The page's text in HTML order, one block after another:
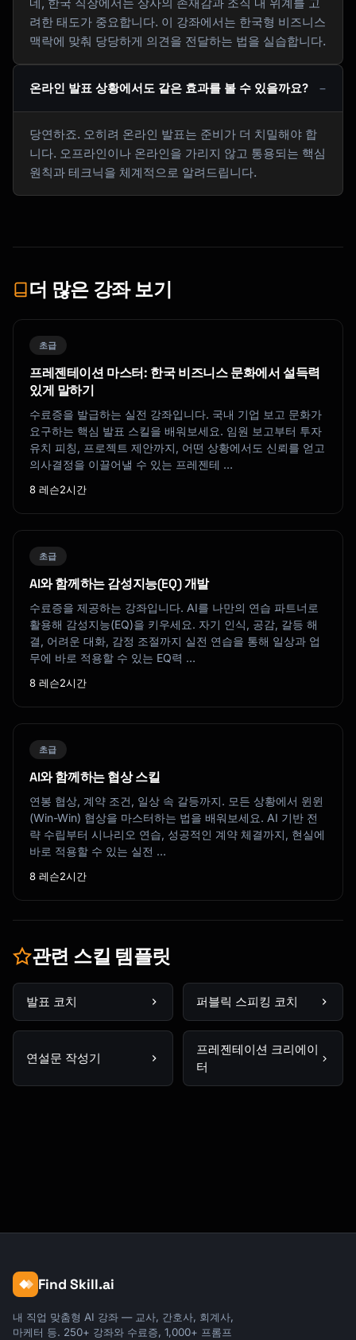
려한 태도가 중요합니다. 이 강좌에서는 한국형 비즈니스
맥락에 맞춰 당당하게 의견을 전달하는 법을 실습합니다.
온라인 발표 상황에서도 같은 효과를 볼 수 있을까요?
당연하죠. 오히려 온라인 발표는 준비가 더 치밀해야 합
니다. 오프라인이나 온라인을 가리지 않고 통용되는 핵심
원칙과 테크닉을 체계적으로 알려드립니다.
더 많은 강좌 보기
초급
프레젠테이션 마스터: 한국 비즈니스 문화에서 설득력
있게 말하기
수료증을 발급하는 실전 강좌입니다. 국내 기업 보고 문화가
요구하는 핵심 발표 스킬을 배워보세요. 임원 보고부터 투자
유치 피칭, 프로젝트 제안까지, 어떤 상황에서도 신뢰를 얻고
의사결정을 이끌어낼 수 있는 프레젠테 …
8 레슨2시간
초급
AI와 함께하는 감성지능(EQ) 개발
수료증을 제공하는 강좌입니다. AI를 나만의 연습 파트너로
활용해 감성지능(EQ)을 키우세요. 자기 인식, 공감, 갈등 해
결, 어려운 대화, 감정 조절까지 실전 연습을 통해 일상과 업
무에 바로 적용할 수 있는 EQ력 …
8 레슨2시간
초급
AI와 함께하는 협상 스킬
연봉 협상, 계약 조건, 일상 속 갈등까지. 모든 상황에서 윈윈
(Win-Win) 협상을 마스터하는 법을 배워보세요. AI 기반 전
략 수립부터 시나리오 연습, 성공적인 계약 체결까지, 현실에
바로 적용할 수 있는 실전 …
8 레슨2시간
관련 스킬 템플릿
발표 코치 퍼블릭 스피킹 코치
연설문 작성기
프레젠테이션 크리에이
터
Find Skill.ai
내 직업 맞춤형 AI 강좌 — 교사, 간호사, 회계사,
마케터 등. 250+ 강좌와 수료증, 1,000+ 프롬프